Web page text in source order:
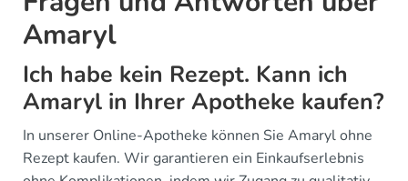
Amaryl
Ich habe kein Rezept. Kann ich
Amaryl in Ihrer Apotheke kaufen?
In unserer Online-Apotheke können Sie Amaryl ohne
Rezept kaufen. Wir garantieren ein Einkaufserlebnis